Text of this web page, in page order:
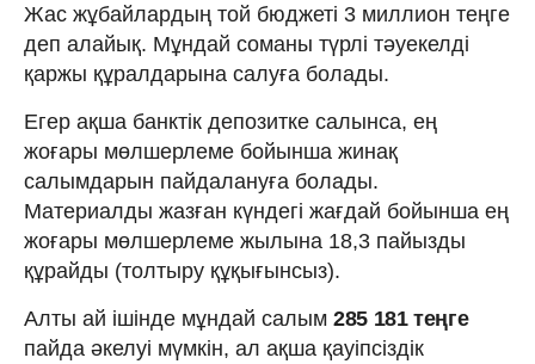
Жас жұбайлардың той бюджеті 3 миллион теңге
деп алайық. Мұндай соманы түрлі тәуекелді
қаржы құралдарына салуға болады.
Егер ақша банктік депозитке салынса, ең
жоғары мөлшерлеме бойынша жинақ
салымдарын пайдалануға болады.
Материалды жазған күндегі жағдай бойынша ең
жоғары мөлшерлеме жылына 18,3 пайызды
құрайды (толтыру құқығынсыз).
Алты ай ішінде мұндай салым 285 181 теңге
пайда әкелуі мүмкін, ал ақша қауіпсіздік